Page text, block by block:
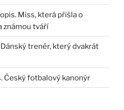
Miss, která přišla o
známou tváří
trenér, který dvakrát
Český fotbalový kanonýr